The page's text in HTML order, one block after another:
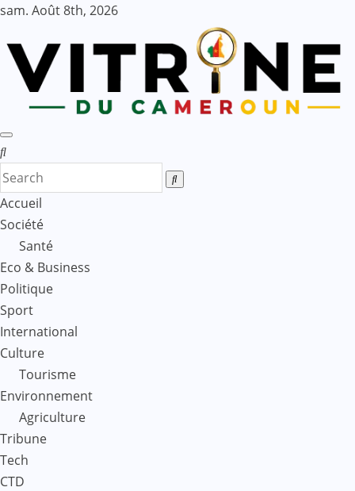
Skip
content
sam. Août 8th, 2026
Accueil
Société
Santé
Eco & Business
Politique
Sport
International
Culture
Tourisme
Environnement
Agriculture
Tribune
Tech
CTD